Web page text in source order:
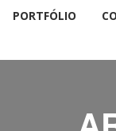
PORTFÓLIO